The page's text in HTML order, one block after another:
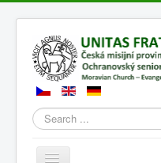
Search
Přepnout